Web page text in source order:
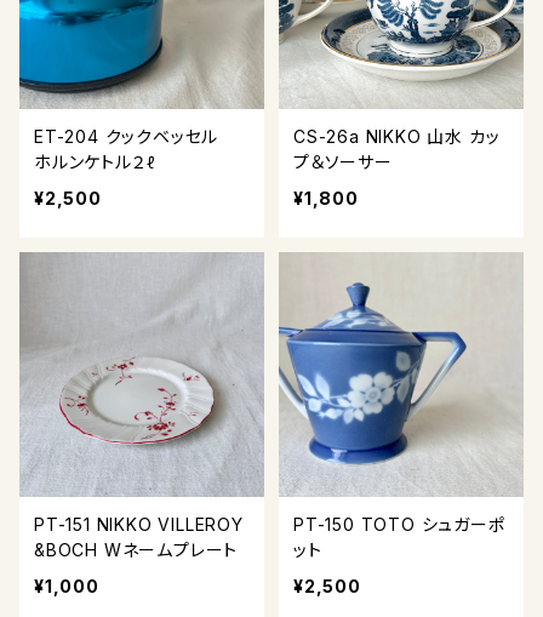
ET-204 クックベッセル
ホルンケトル２ℓ
¥2,500
CS-26a NIKKO 山水 カッ
プ＆ソーサー
¥1,800
PT-151 NIKKO VILLEROY
&BOCH Wネームプレート
¥1,000
PT-150 TOTO シュガーポ
ット
¥2,500